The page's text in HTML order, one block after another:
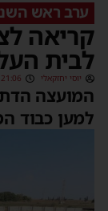
ערב ראש
קריאה
לבית
יוסי יחזקאלי 21:06
המועצה
למען כבוד